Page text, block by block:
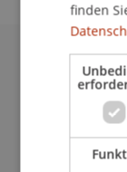
Universität
Fürst-Franz-
Liechtenstein
T +423 265 11
finden